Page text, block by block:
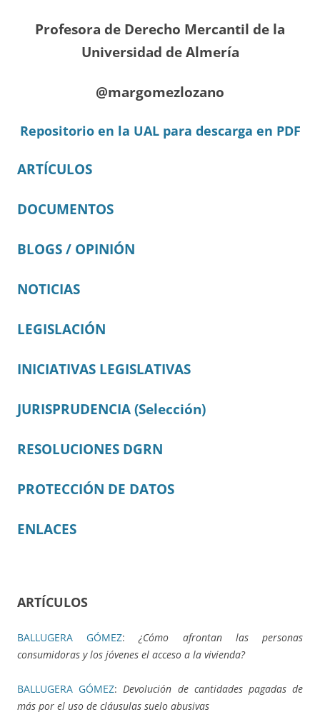
Profesora de Derecho Mercantil de la
Universidad de Almería
@margomezlozano
Repositorio en la UAL para descarga en PDF
ARTÍCULOS
DOCUMENTOS
BLOGS / OPINIÓN
NOTICIAS
LEGISLACIÓN
INICIATIVAS LEGISLATIVAS
JURISPRUDENCIA (Selección)
RESOLUCIONES DGRN
PROTECCIÓN DE DATOS
ENLACES
ARTÍCULOS
BALLUGERA GÓMEZ:¿Cómo afrontan las personas
consumidoras y los jóvenes el acceso a la vivienda?
BALLUGERA GÓMEZ:Devolución de cantidades pagadas de
más por el uso de cláusulas suelo abusivas